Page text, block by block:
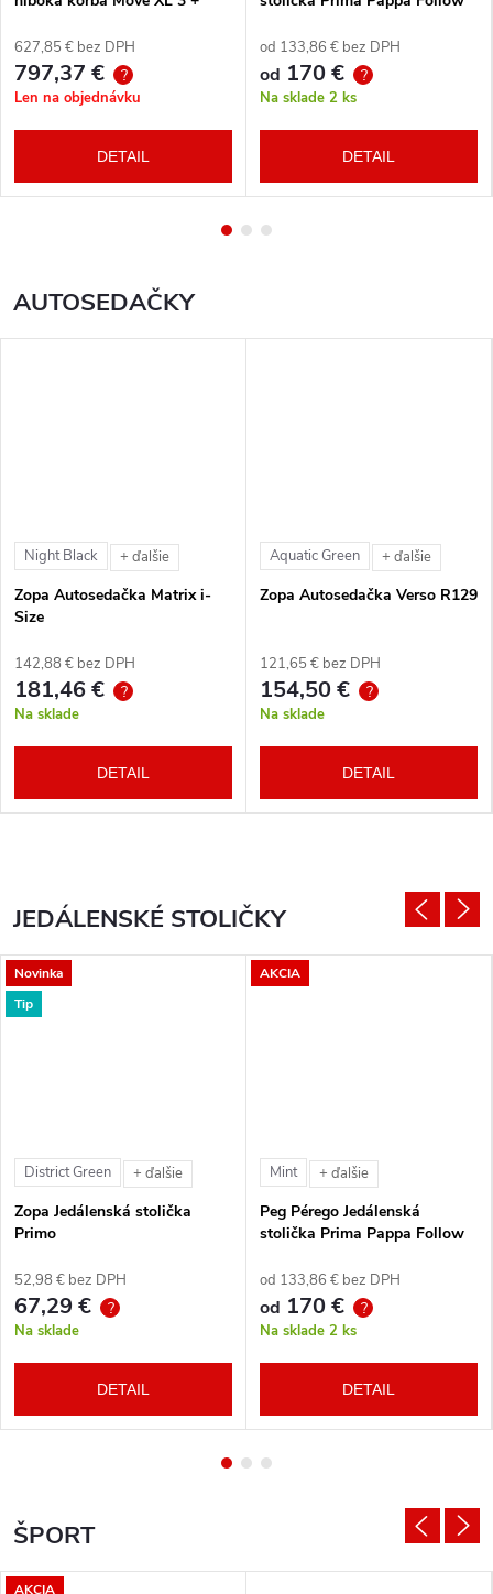
vlastného výberu + báza
627,85 € bez DPH
797,37 € ?
Len na objednávku
DETAIL
od 133,86 € bez DPH
od 170 € ?
Na sklade 2 ks
DETAIL
AUTOSEDAČKY
Night Black + ďalšie
Zopa Autosedačka Matrix i-
Size
142,88 € bez DPH
181,46 € ?
Na sklade
DETAIL
Aquatic Green + ďalšie
Zopa Autosedačka Verso R129
121,65 € bez DPH
154,50 € ?
Na sklade
DETAIL
JEDÁLENSKÉ STOLIČKY
Novinka
Tip
District Green + ďalšie
Zopa Jedálenská stolička
Primo
52,98 € bez DPH
67,29 € ?
Na sklade
DETAIL
AKCIA
Mint + ďalšie
Peg Pérego Jedálenská
stolička Prima Pappa Follow
od 133,86 € bez DPH
od 170 € ?
Na sklade 2 ks
DETAIL
ŠPORT
AKCIA